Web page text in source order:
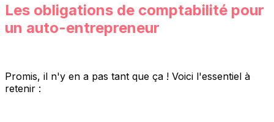
Les obligations de comptabilité pour
un auto-entrepreneur
Promis, il n'y en a pas tant que ça ! Voici l'essentiel à
retenir :